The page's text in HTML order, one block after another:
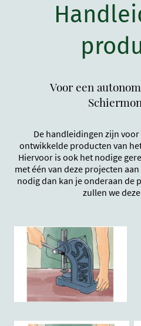
Voor een
De handleidingen zijn
ontwikkelde producten van
Hiervoor is ook het nodige
met één van deze projecten
nodig dan kan je onderaan de
zullen we